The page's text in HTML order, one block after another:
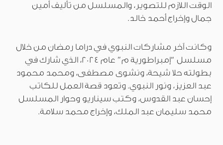
الوقت اللازم للتصوير، والمسلسل من تأليف أمين
جمال وإخراج أحمد خالد.
وكانت آخر مشاركات النبوي في دراما رمضان من خلال
مسلسل “إمبراطورية م” عام 2024، الذي شارك في
بطولته حلا شيحة، ونشوى مصطفى، ومحمد محمود
عبد العزيز، ونور النبوي. وتعود قصة العمل للكاتب
إحسان عبد القدوس، وكتب سيناريو وحوار المسلسل
محمد سليمان عبد الملك، وإخراج محمد سلامة.